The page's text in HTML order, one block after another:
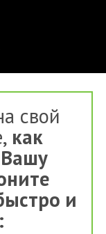
свой
как
и